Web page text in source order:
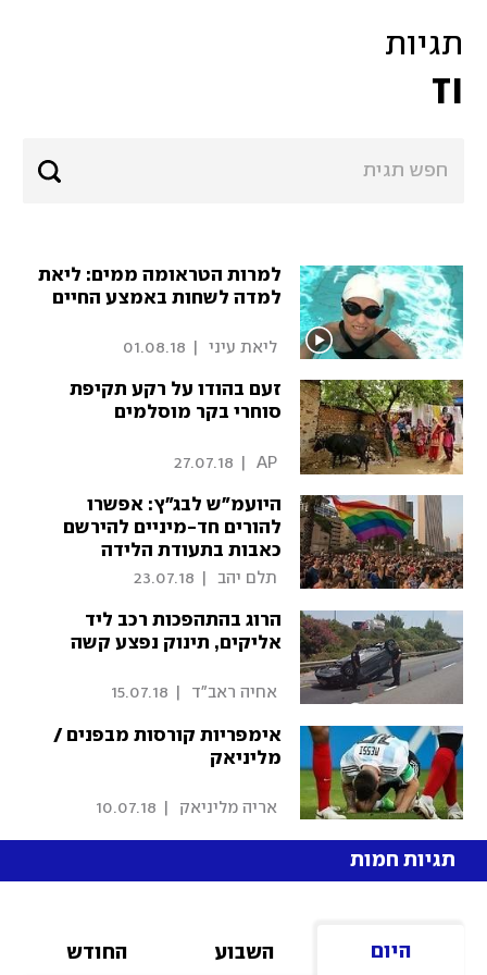
תגיות
TI
למרות הטראומה ממים: ליאת
למדה לשחות באמצע החיים
ליאת עיני 01.08.18
זעם בהודו על רקע תקיפת
סוחרי בקר מוסלמים
27.07.18
היועמ"ש לבג"ץ: אפשרו
להורים חד-מיניים להירשם
כאבות בתעודת הלידה
תלם יהב 23.07.18
הרוג בהתהפכות רכב ליד
אליקים, תינוק נפצע קשה
אחיה ראב"ד 15.07.18
אימפריות קורסות מבפנים /
מליניאק
אריה מליניאק 10.07.18
תגיות חמות
היום השבוע החודש